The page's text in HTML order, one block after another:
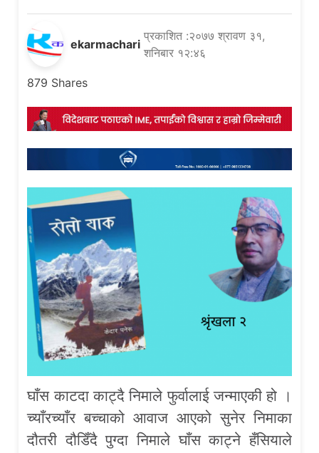
ekarmachari
प्रकाशित :२०७७ श्रावण ३१,
शनिबार १२:४६
879 Shares
घाँस काटदा काट्दै निमाले फुर्वालाई जन्माएकी हो ।
च्याँरच्याँर बच्चाको आवाज आएको सुनेर निमाका
दौतरी दौडिँदै पुग्दा निमाले घाँस काट्ने हँसियाले